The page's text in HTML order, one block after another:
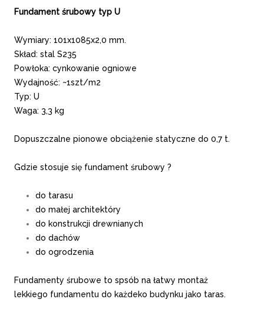
Fundament śrubowy typ U
Wymiary: 101x1085x2,0 mm.
Skład: stal S235
Powłoka: cynkowanie ogniowe
Wydajność: ~1szt/m2
Typ: U
Waga: 3,3 kg
Dopuszczalne pionowe obciążenie statyczne do 0,7 t.
Gdzie stosuje się fundament śrubowy ?
do tarasu
do małej architektóry
do konstrukcji drewnianych
do dachów
do ogrodzenia
Fundamenty śrubowe to spsób na łatwy montaż
lekkiego fundamentu do każdeko budynku jako taras.